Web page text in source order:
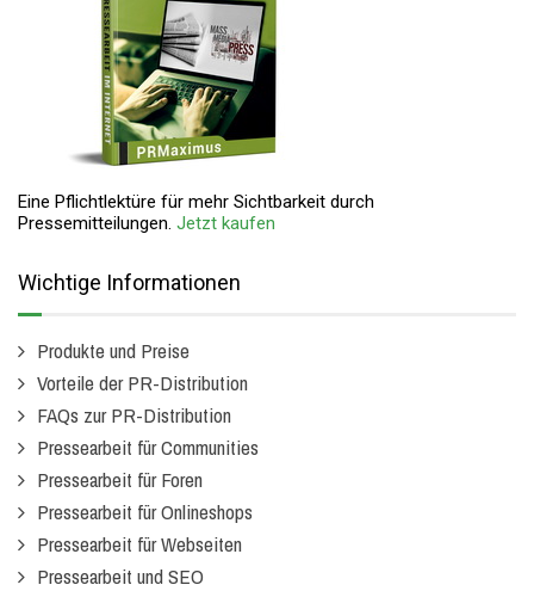
Eine Pflichtlektüre für mehr Sichtbarkeit durch
Pressemitteilungen. Jetzt kaufen
Wichtige Informationen
Produkte und Preise
Vorteile der PR-Distribution
FAQs zur PR-Distribution
Pressearbeit für Communities
Pressearbeit für Foren
Pressearbeit für Onlineshops
Pressearbeit für Webseiten
Pressearbeit und SEO